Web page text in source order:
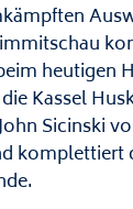
heutigen
Kassel
Sicinski
komplettiert